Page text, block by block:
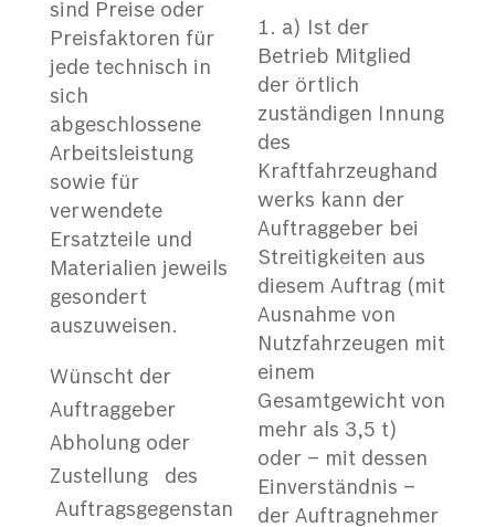
sind Preise oder
Preisfaktoren für
jede technisch in
sich
abgeschlossene
Arbeitsleistung
sowie für
verwendete
Ersatzteile und
Materialien jeweils
gesondert
auszuweisen.
Wünscht der
Auftraggeber
Abholung oder
Zustellung des
Auftragsgegenstan
a) Ist der
Betrieb Mitglied
der örtlich
zuständigen Innung
des
Kraftfahrzeughand
werks kann der
Auftraggeber bei
Streitigkeiten aus
diesem Auftrag (mit
Ausnahme von
Nutzfahrzeugen mit
einem
Gesamtgewicht von
mehr als 3,5 t)
oder – mit dessen
Einverständnis –
der Auftragnehmer